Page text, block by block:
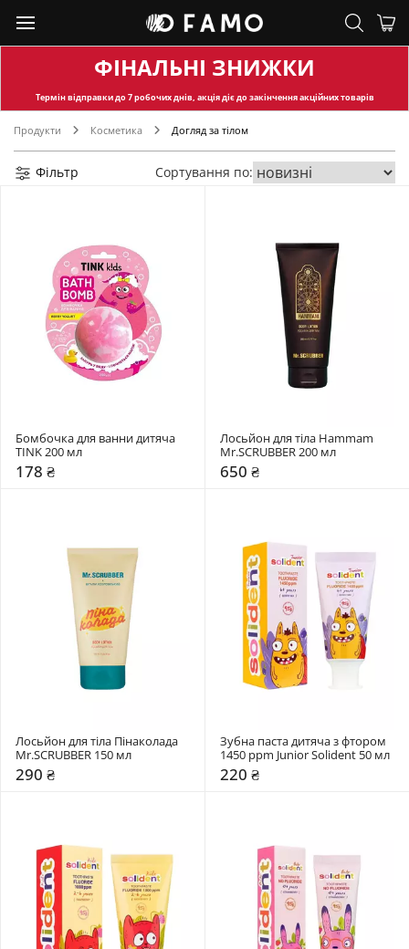
ФІНАЛЬНІ ЗНИЖКИ
Термін відправкидо 7 робочих днів, акція діє до закінчення акційних товарів
Продукти Косметика Догляд за тілом
Фільтр Сортування по:
Бомбочка для ванни дитяча
TINK 200 мл
178 ₴
Лосьйон для тіла Hammam
650 ₴
Лосьйон для тіла Пінаколада
290 ₴
Зубна паста дитяча з фтором
220 ₴